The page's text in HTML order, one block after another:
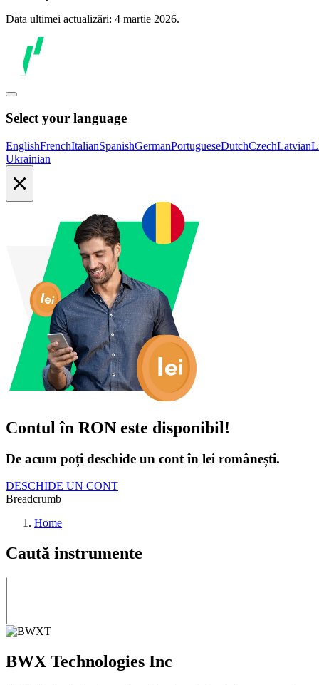
Data ultimei actualizări: 4 martie 2026.
Select your language
EnglishFrenchItalianSpanishGermanPortugueseDutchCzechLatvian
Ukrainian
×
Contul în RON este disponibil!
De acum poți deschide un cont în lei românești.
DESCHIDE UN CONT
Breadcrumb
Home
Caută instrumente
BWX Technologies Inc